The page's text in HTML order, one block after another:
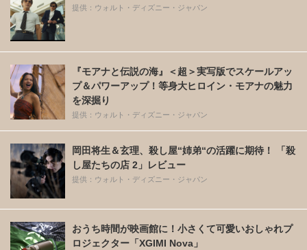
提供：ウォルト・ディズニー・ジャパン
『モアナと伝説の海』＜超＞実写版でスケールアッ
プ＆パワーアップ！等身大ヒロイン・モアナの魅力
を深掘り
提供：ウォルト・ディズニー・ジャパン
岡田将生＆玄理、殺し屋“姉弟“の活躍に期待！ 「殺
し屋たちの店 2」レビュー
提供：ウォルト・ディズニー・ジャパン
おうち時間が映画館に！小さくて可愛いおしゃれプ
ロジェクター「XGIMI Nova」